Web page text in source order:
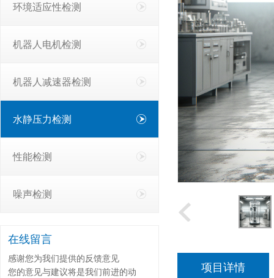
环境适应性检测
机器人电机检测
机器人减速器检测
水静压力检测
性能检测
噪声检测
在线留言
感谢您为我们提供的反馈意见
您的意见与建议将是我们前进的动
项目详情